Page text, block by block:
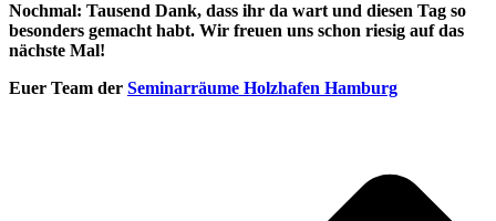
Nochmal: Tausend Dank, dass ihr da wart und diesen Tag so
besonders gemacht habt. Wir freuen uns schon riesig auf das
nächste Mal!
Euer Team der Seminarräume Holzhafen Hamburg